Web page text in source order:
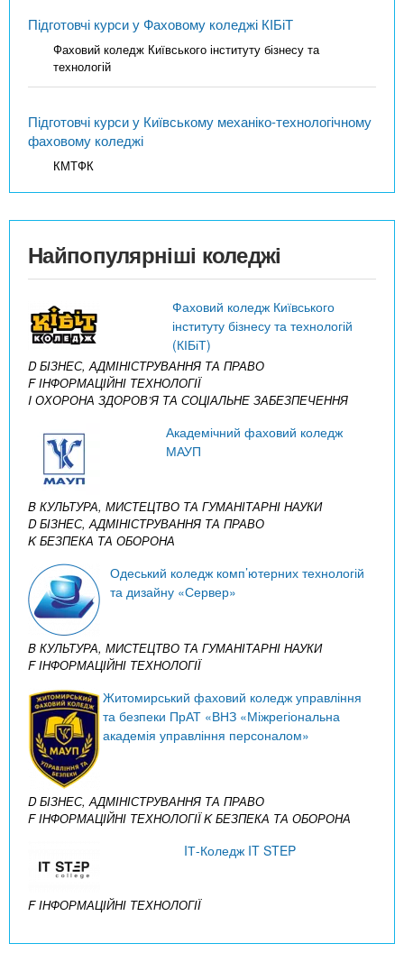
Підготовчі курси у Фаховому коледжі КІБіТ
Фаховий коледж Київського інституту бізнесу та
технологій
Підготовчі курси у Київському механіко-технологічному
фаховому коледжі
КМТФК
Найпопулярніші коледжі
Фаховий коледж Київського
інституту бізнесу та технологій
(КІБіТ)
D БІЗНЕС, АДМІНІСТРУВАННЯ ТА ПРАВО
F ІНФОРМАЦІЙНІ ТЕХНОЛОГІЇ
I ОХОРОНА ЗДОРОВ’Я ТА СОЦІАЛЬНЕ ЗАБЕЗПЕЧЕННЯ
Академічний фаховий коледж
МАУП
B КУЛЬТУРА, МИСТЕЦТВО ТА ГУМАНІТАРНІ НАУКИ
D БІЗНЕС, АДМІНІСТРУВАННЯ ТА ПРАВО
K БЕЗПЕКА ТА ОБОРОНА
Одеський коледж комп’ютерних технологій
та дизайну «Сервер»
B КУЛЬТУРА, МИСТЕЦТВО ТА ГУМАНІТАРНІ НАУКИ
F ІНФОРМАЦІЙНІ ТЕХНОЛОГІЇ
Житомирський фаховий коледж управління
та безпеки ПрАТ «ВНЗ «Міжрегіональна
академія управління персоналом»
D БІЗНЕС, АДМІНІСТРУВАННЯ ТА ПРАВО
F ІНФОРМАЦІЙНІ ТЕХНОЛОГІЇK БЕЗПЕКА ТА ОБОРОНА
IТ-Коледж IT STEP
F ІНФОРМАЦІЙНІ ТЕХНОЛОГІЇ